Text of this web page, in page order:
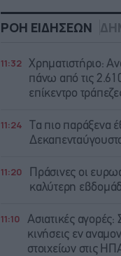
ΡΟΗ ΕΙΔΗΣΕΩΝ
11:32 Χρηματιστήριο:
πάνω από τις
επίκεντρο
11:24
Τα πιο παράξενα
11:20
Πράσινες οι
καλύτερη
11:10
Ασιατικές αγορές:
κινήσεις εν
στοιχείων στις